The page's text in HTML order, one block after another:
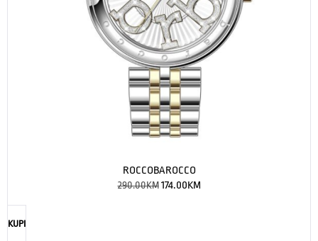
ROCCOBAROCCO
290.00KM 174.00KM
KUPI